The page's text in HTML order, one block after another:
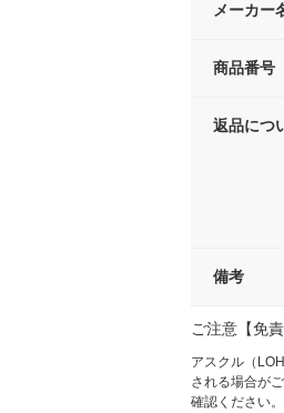
メーカー
商品番号
返品につ
備考
ご注意【免責
アスクル（
される場合が
確認ください